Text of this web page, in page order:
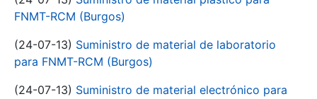
FNMT-RCM (Burgos)
(24-07-13) Suministro de material de laboratorio
para FNMT-RCM (Burgos)
(24-07-13) Suministro de material electrónico para